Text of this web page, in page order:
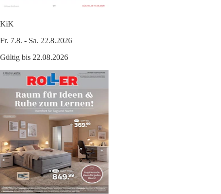
KiK
Fr. 7.8. - Sa. 22.8.2026
Gültig bis 22.08.2026